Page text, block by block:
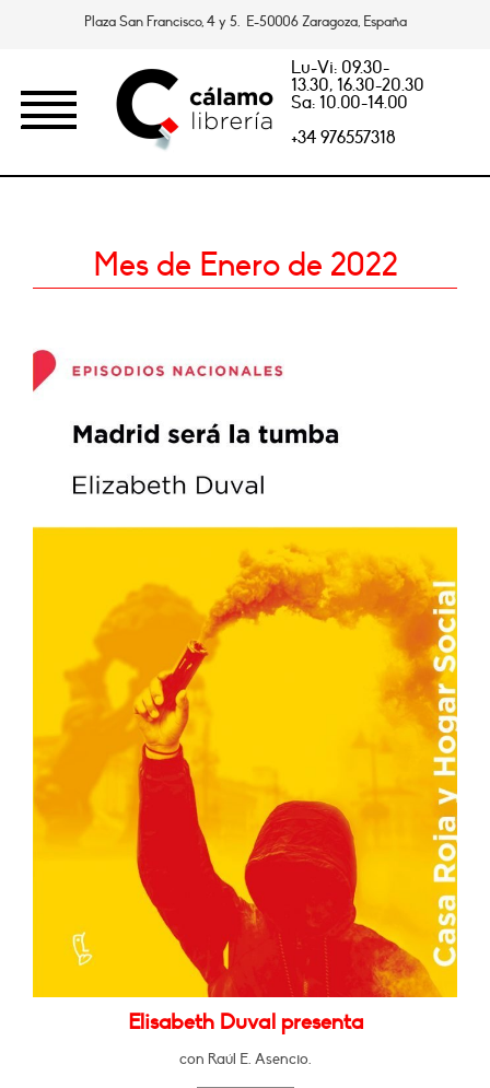
Plaza San Francisco, 4 y 5. E-50006 Zaragoza, España
Lu-Vi: 09.30-
13.30, 16.30-20.30
Sa: 10.00-14.00
+34 976557318
Mes de Enero de 2022
Elisabeth Duval presenta
con Raúl E. Asencio.